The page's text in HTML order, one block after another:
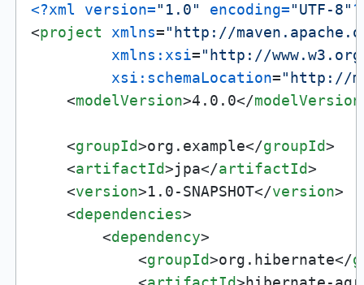
<?xml version="1.0" encoding="UTF-8"
<project xmlns="http://
xmlns:xsi="http://www.w3.org/
xsi:schemaLocation="http://
<modelVersion>4.0.0</modelVersion
<groupId>org.example</groupId>
<artifactId>jpa</artifactId>
<version>1.0-SNAPSHOT</version>
<dependencies>
<dependency>
<groupId>org.hibernate</